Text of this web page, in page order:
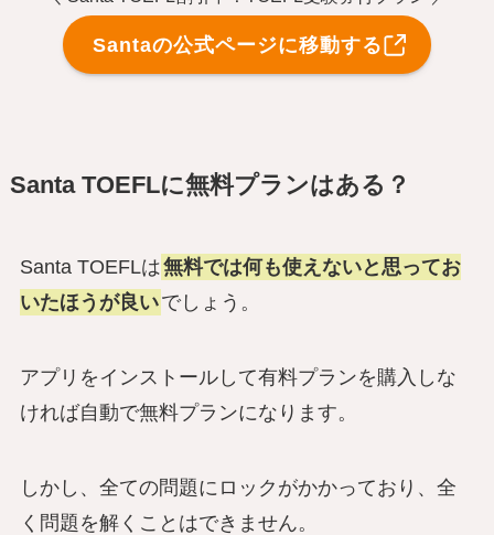
Santaの公式ページに移動する
Santa TOEFLに無料プランはある？
Santa TOEFLは無料では何も使えないと思ってお
いたほうが良いでしょう。
アプリをインストールして有料プランを購入しな
ければ自動で無料プランになります。
しかし、全ての問題にロックがかかっており、全
く問題を解くことはできません。